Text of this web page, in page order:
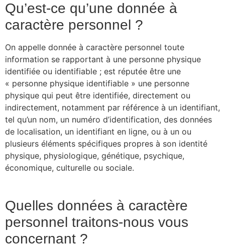
Qu’est-ce qu’une donnée à
caractère personnel ?
On appelle donnée à caractère personnel toute
information se rapportant à une personne physique
identifiée ou identifiable ; est réputée être une
« personne physique identifiable » une personne
physique qui peut être identifiée, directement ou
indirectement, notamment par référence à un identifiant,
tel qu’un nom, un numéro d’identification, des données
de localisation, un identifiant en ligne, ou à un ou
plusieurs éléments spécifiques propres à son identité
physique, physiologique, génétique, psychique,
économique, culturelle ou sociale.
Quelles données à caractère
personnel traitons-nous vous
concernant ?